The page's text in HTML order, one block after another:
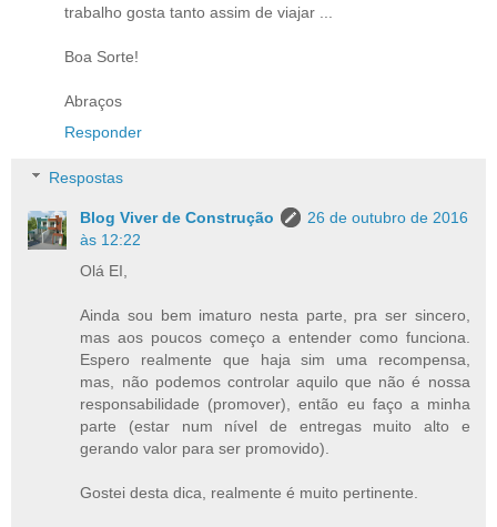
trabalho gosta tanto assim de viajar ...
Boa Sorte!
Abraços
Responder
Respostas
Blog Viver de Construção
26 de outubro de 2016
às 12:22
Olá EI,
Ainda sou bem imaturo nesta parte, pra ser sincero,
mas aos poucos começo a entender como funciona.
Espero realmente que haja sim uma recompensa,
mas, não podemos controlar aquilo que não é nossa
responsabilidade (promover), então eu faço a minha
parte (estar num nível de entregas muito alto e
gerando valor para ser promovido).
Gostei desta dica, realmente é muito pertinente.